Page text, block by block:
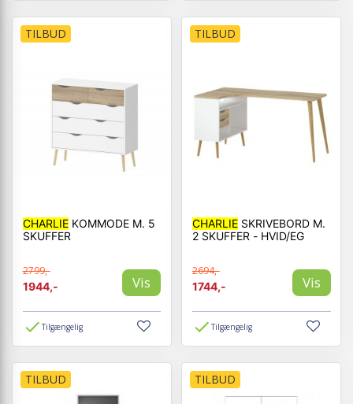
TILBUD
CHARLIEKOMMODE M. 5
SKUFFER
2799,-
1944,-
Vis
Tilgængelig
TILBUD
CHARLIESKRIVEBORD M.
2 SKUFFER - HVID/EG
2694,-
1744,-
Vis
Tilgængelig
TILBUD TILBUD